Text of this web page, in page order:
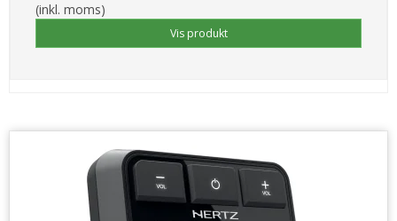
(inkl. moms)
Vis produkt